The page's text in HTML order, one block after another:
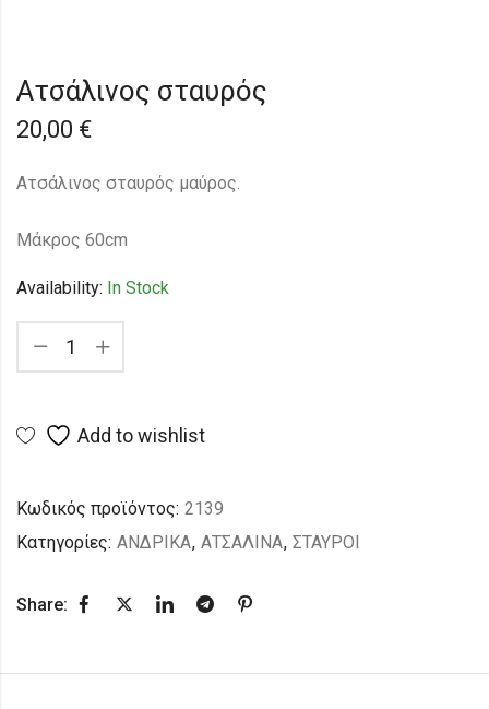
Aτσάλινος σταυρός
20,00 €
Ατσάλινος σταυρός μαύρος.
Μάκρος 60cm
Availability: In Stock
Add to wishlist
Κωδικός προϊόντος: 2139
Κατηγορίες: ΑΝΔΡΙΚΑ, ΑΤΣΑΛΙΝΑ, ΣΤΑΥΡΟΙ
Share: